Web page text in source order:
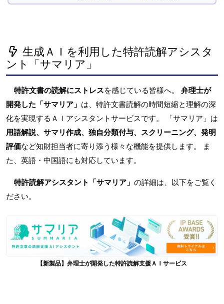
生成ＡＩを利用した特許読解アシスタ
ント「サマリア」
特許文書の読解にストレスを感じている皆様へ。 弁理士が
開発した「サマリア」 は、特許文書読解の時間短縮と理解の深
化を実現するＡＩアシスタントサービスです。 「サマリア」は
用語解説、サマリ作成、独自分類付与、スクリーニング、発明
評価など知財担当者に寄り添う様々な機能を提供します。 ま
た、英語・中国語にも対応しています。
特許読解アシスタント「サマリア」 の詳細は、以下をご覧く
ださい。
【新製品】弁理士が開発した特許読解支援ＡＩサービス